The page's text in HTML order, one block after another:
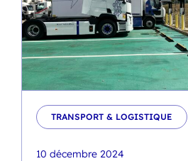
TRANSPORT & LOGISTIQUE
10 décembre 2024